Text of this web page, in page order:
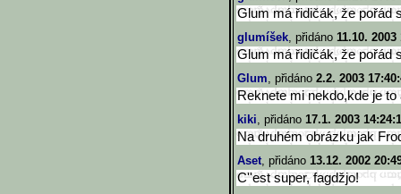
Glum má řidičák, že pořád
glumíšek, přidáno 11.10. 2003
Glum má řidičák, že pořád
Glum, přidáno 2.2. 2003
Reknete mi nekdo,kde je to
kiki, přidáno 17.1. 2003
Na druhém obrázku jak
Aset, přidáno 13.12. 2002
C''est super, fagdžjo!